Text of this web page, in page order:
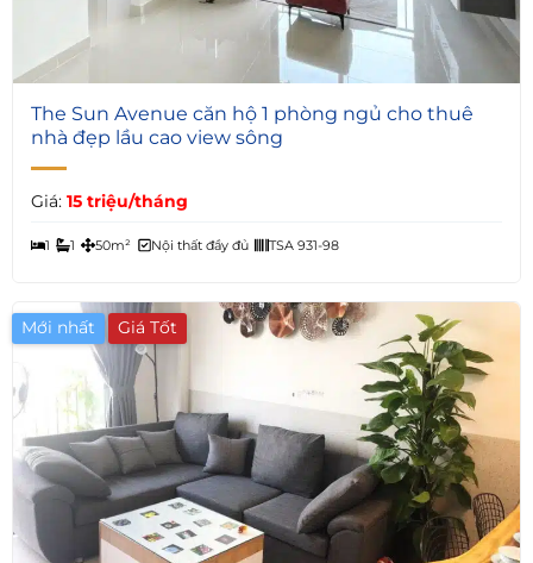
4
The Sun Avenue căn hộ 1 phòng ngủ cho thuê
nhà đẹp lầu cao view sông
Giá: 15 triệu/tháng
1 1 50m² Nội thất đầy đủ TSA 931-98
Mới nhất Giá Tốt